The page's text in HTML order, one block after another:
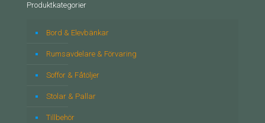
Produktkategorier
Bord & Elevbänkar
Rumsavdelare & Förvaring
Soffor & Fåtöljer
Stolar & Pallar
Tillbehör